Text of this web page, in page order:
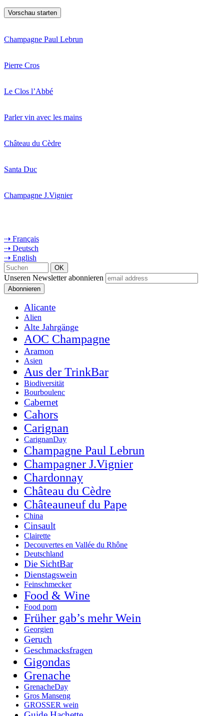
Champagne Paul Lebrun
Pierre Cros
Le Clos l’Abbé
Parler vin avec les mains
Château du Cèdre
Santa Duc
Champagne J.Vignier
⇢ Français
⇢ Deutsch
⇢ English
Unseren Newsletter abonnieren
Alicante
Alien
Alte Jahrgänge
AOC Champagne
Aramon
Asien
Aus der TrinkBar
Biodiversität
Bourboulenc
Cabernet
Cahors
Carignan
CarignanDay
Champagne Paul Lebrun
Champagner J.Vignier
Chardonnay
Château du Cèdre
Châteauneuf du Pape
China
Cinsault
Clairette
Decouvertes en Vallée du Rhône
Deutschland
Die SichtBar
Dienstagswein
Feinschmecker
Food & Wine
Food porn
Früher gab’s mehr Wein
Georgien
Geruch
Geschmacksfragen
Gigondas
Grenache
GrenacheDay
Gros Manseng
GROSSER wein